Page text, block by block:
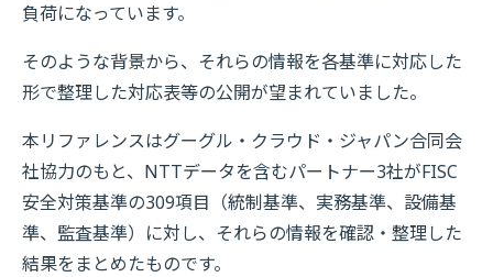
負荷になっています。
そのような背景から、それらの情報を各基準に対応した
形で整理した対応表等の公開が望まれていました。
本リファレンスはグーグル・クラウド・ジャパン合同会
社協力のもと、NTTデータを含むパートナー3社がFISC
安全対策基準の309項目（統制基準、実務基準、設備基
準、監査基準）に対し、それらの情報を確認・整理した
結果をまとめたものです。